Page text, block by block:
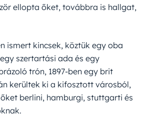
ellopta őket, továbbra is hallgat,
ismert kincsek, köztük egy oba
szertartási ada és egy
trón, 1897-ben egy brit
kerültek ki a kifosztott városból,
berlini, hamburgi, stuttgarti és